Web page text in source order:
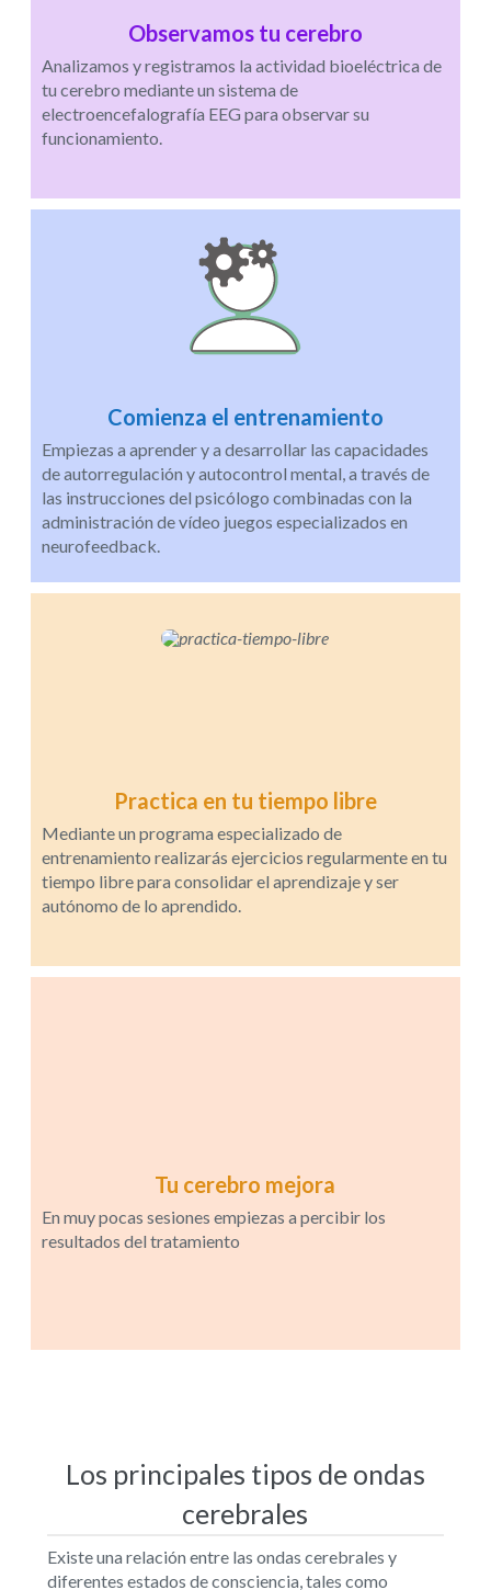
Observamos tu cerebro
Analizamos y registramos la actividad bioeléctrica de
tu cerebro mediante un sistema de
electroencefalografía EEG para observar su
funcionamiento.
Comienza el entrenamiento
Empiezas a aprender y a desarrollar las capacidades
de autorregulación y autocontrol mental, a través de
las instrucciones del psicólogo combinadas con la
administración de vídeo juegos especializados en
neurofeedback.
Practica en tu tiempo libre
Mediante un programa especializado de
entrenamiento realizarás ejercicios regularmente en tu
tiempo libre para consolidar el aprendizaje y ser
autónomo de lo aprendido.
Tu cerebro mejora
En muy pocas sesiones empiezas a percibir los
resultados del tratamiento
Los principales tipos de ondas
cerebrales
Existe una relación entre las ondas cerebrales y
diferentes estados de consciencia, tales como